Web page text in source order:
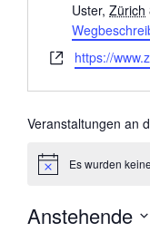
e
s
s
Uster, Zürich
W
b
i
t
https://
Veranstaltungen an
H
w
e
Es wurden
Anstehende